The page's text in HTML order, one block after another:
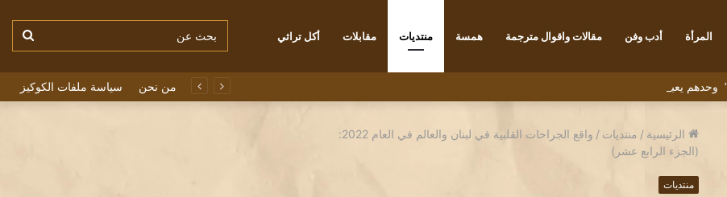
المرأة أدب وفن مقالات واقوال مترجمة همسة منتديات مقابلات أكل تراثي بحث
وحدهم يعبرون الجسر” للشاعر التونسي البشير عبيد من نحن سياسة ملفات الكوكيز
الرئيسية / منتديات / واقع الجراحات القلبية في لبنان والعالم في العام 2022:
(الجزء الرابع عشر)
منتديات